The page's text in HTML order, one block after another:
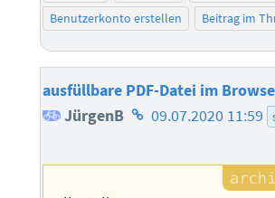
Benutzerkonto erstellen
Beitrag im
ausfüllbare PDF-Datei im
JürgenB Homepage
Autors
09.07.2020 11:59